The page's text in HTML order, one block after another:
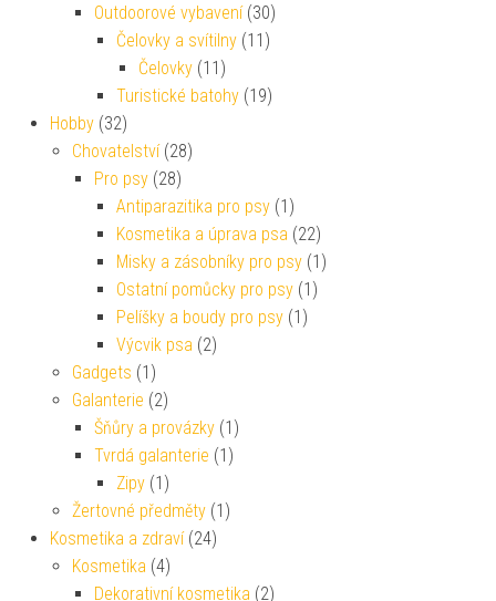
Outdoorové vybavení (30)
Čelovky a svítilny (11)
Čelovky (11)
Turistické batohy (19)
Hobby (32)
Chovatelství (28)
Pro psy (28)
Antiparazitika pro psy (1)
Kosmetika a úprava psa (22)
Misky a zásobníky pro psy (1)
Ostatní pomůcky pro psy (1)
Pelíšky a boudy pro psy (1)
Výcvik psa (2)
Gadgets (1)
Galanterie (2)
Šňůry a provázky (1)
Tvrdá galanterie (1)
Zipy (1)
Žertovné předměty (1)
Kosmetika a zdraví (24)
Kosmetika (4)
Dekorativní kosmetika (2)